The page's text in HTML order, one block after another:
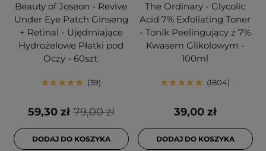
Beauty of Joseon - Revive
Under Eye Patch Ginseng
+ Retinal - Ujędrniające
Hydrożelowe Płatki pod
Oczy - 60szt.
39
79,00 zł
59,30 zł
DODAJ DO KOSZYKA
The Ordinary - Glycolic
Acid 7% Exfoliating Toner
- Tonik Peelingujący z 7%
Kwasem Glikolowym -
100ml
1804
39,00 zł
DODAJ DO KOSZYKA